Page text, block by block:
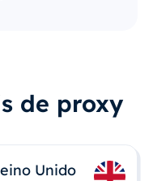
de proxy
Unido